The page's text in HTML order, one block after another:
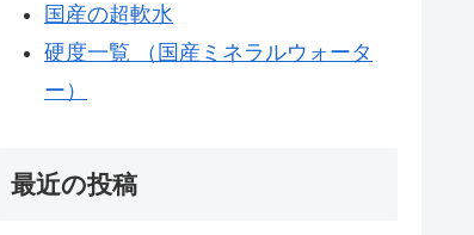
国産の超軟水
硬度一覧 （国産ミネラルウォータ
ー）
最近の投稿